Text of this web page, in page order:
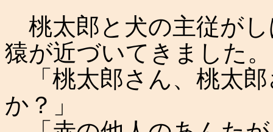
桃太郎と犬の主従が
猿が近づいてきました。
「桃太郎さん、桃太
か？」